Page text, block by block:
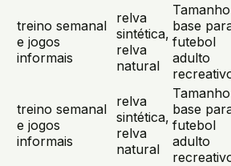
treino semanal
e jogos
informais
relva
sintética,
relva
natural
Tamanho
base
futebol
adulto
treino semanal
e jogos
informais
relva
sintética,
relva
natural
Tamanho
base
futebol
adulto